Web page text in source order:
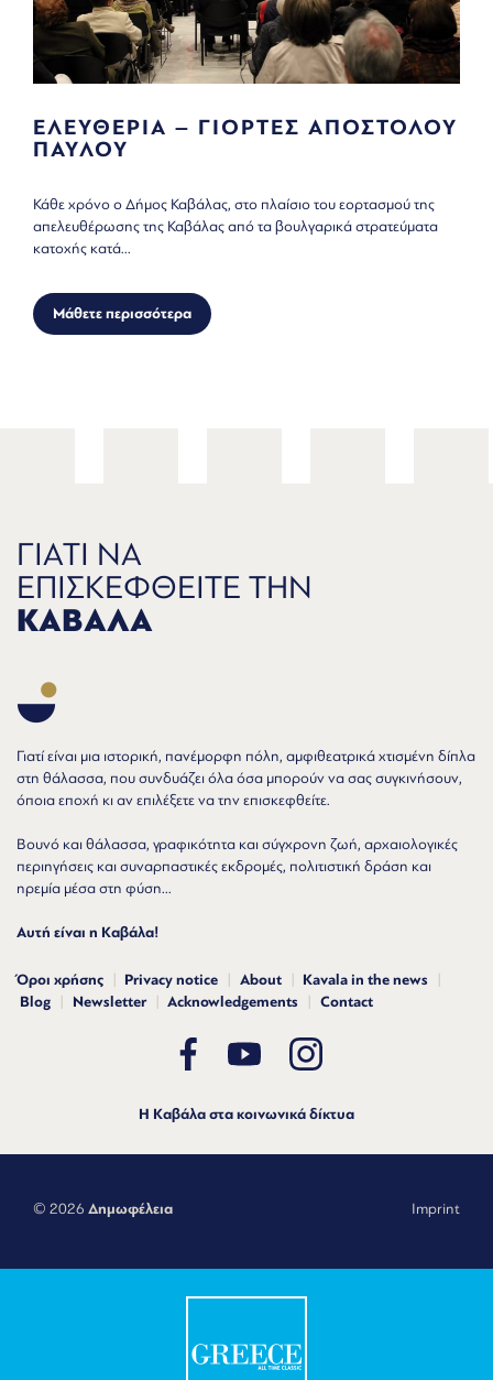
ΕΛΕΥΘΕΡΙΑ – ΓΙΟΡΤΕΣ ΑΠΟΣΤΟΛΟΥ
ΠΑΥΛΟΥ
Κάθε χρόνο ο Δήμος Καβάλας, στο πλαίσιο του εορτασμού της
απελευθέρωσης της Καβάλας από τα βουλγαρικά στρατεύματα
κατοχής κατά...
Μάθετε περισσότερα
ΓΙΑΤΙ ΝΑ
ΕΠΙΣΚΕΦΘΕΙΤΕ ΤΗΝ
ΚΑΒΑΛΑ
Γιατί είναι μια ιστορική, πανέμορφη πόλη, αμφιθεατρικά χτισμένη δίπλα
στη θάλασσα, που συνδυάζει όλα όσα μπορούν να σας συγκινήσουν,
όποια εποχή κι αν επιλέξετε να την επισκεφθείτε.
Βουνό και θάλασσα, γραφικότητα και σύγχρονη ζωή, αρχαιολογικές
περιηγήσεις και συναρπαστικές εκδρομές, πολιτιστική δράση και
ηρεμία μέσα στη φύση...
Αυτή είναι η Καβάλα!
Όροι χρήσης Privacy notice About
Kavala in the news
Blog
Newsletter Acknowledgements Contact
Η Καβάλα στα κοινωνικά δίκτυα
© 2026 Δημωφέλεια Imprint